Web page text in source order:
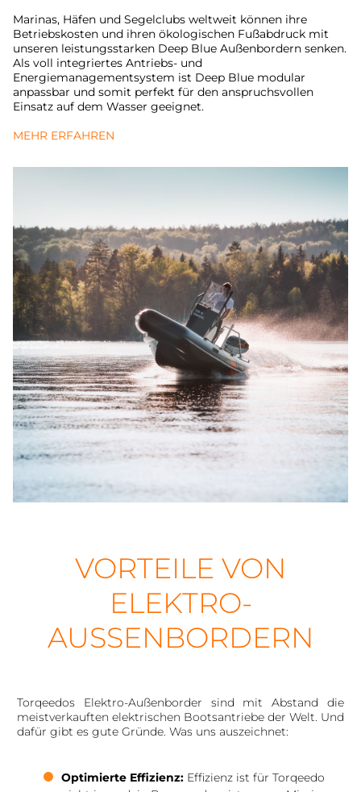
Marinas, Häfen und Segelclubs weltweit können ihre
Betriebskosten und ihren ökologischen Fußabdruck mit
unseren leistungsstarken Deep Blue Außenbordern senken.
Als voll integriertes Antriebs- und
Energiemanagementsystem ist Deep Blue modular
anpassbar und somit perfekt für den anspruchsvollen
Einsatz auf dem Wasser geeignet.
MEHR ERFAHREN
VORTEILE VON
ELEKTRO-
AUSSENBORDERN
Torqeedos Elektro-Außenborder sind mit Abstand die
meistverkauften elektrischen Bootsantriebe der Welt. Und
dafür gibt es gute Gründe. Was uns auszeichnet:
Optimierte Effizienz: Effizienz ist für Torqeedo